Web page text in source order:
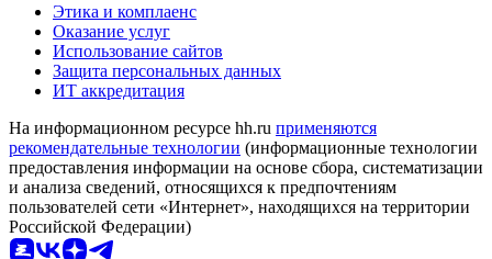
Этика и комплаенс
Оказание услуг
Использование сайтов
Защита персональных данных
ИТ аккредитация
На информационном ресурсе hh.ru применяются
рекомендательные технологии (информационные технологии
предоставления информации на основе сбора, систематизации
и анализа сведений, относящихся к предпочтениям
пользователей сети «Интернет», находящихся на территории
Российской Федерации)